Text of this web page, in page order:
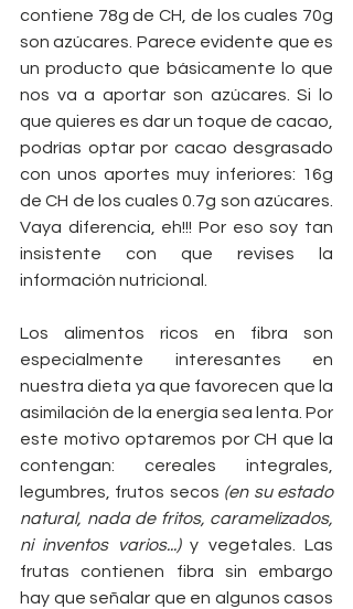
contiene 78g de CH, de los cuales 70g
son azúcares. Parece evidente que es
un producto que básicamente lo que
nos va a aportar son azúcares. Si lo
que quieres es dar un toque de cacao,
podrías optar por cacao desgrasado
con unos aportes muy inferiores: 16g
de CH de los cuales 0.7g son azúcares.
Vaya diferencia, eh!!! Por eso soy tan
insistente con que revises la
información nutricional.
Los alimentos ricos en fibra son
especialmente interesantes en
nuestra dieta ya que favorecen que la
asimilación de la energía sea lenta. Por
este motivo optaremos por CH que la
contengan: cereales integrales,
legumbres, frutos secos (en su estado
natural, nada de fritos, caramelizados,
ni inventos varios...) y vegetales. Las
frutas contienen fibra sin embargo
hay que señalar que en algunos casos